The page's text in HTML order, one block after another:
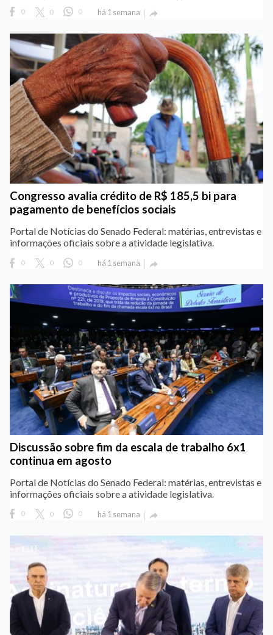
0 0 0 há 1 semana 
Congresso avalia crédito de R$ 185,5 bi para
pagamento de benefícios sociais
Portal de Notícias do Senado Federal: matérias, entrevistas e
informações oficiais sobre a atividade legislativa.
0 0 0 há 1 semana 
Discussão sobre fim da escala de trabalho 6x1
continua em agosto
Portal de Notícias do Senado Federal: matérias, entrevistas e
informações oficiais sobre a atividade legislativa.
0 0 0 há 1 semana 